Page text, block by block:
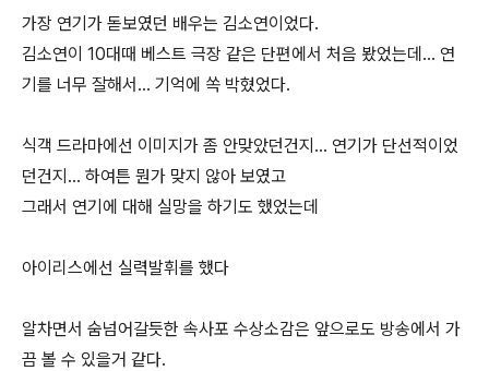
가장 연기가 돋보였던 배우는 김소연이었다.
김소연이 10대때 베스트 극장 같은 단편에서 처음 봤었는데... 연
기를 너무 잘해서... 기억에 쏙 박혔었다.
식객 드라마에선 이미지가 좀 안맞았던건지... 연기가 단선적이었
던건지... 하여튼 뭔가 맞지 않아 보였고
그래서 연기에 대해 실망을 하기도 했었는데
아이리스에선 실력발휘를 했다
알차면서 숨넘어갈듯한 속사포 수상소감은 앞으로도 방송에서 가
끔 볼 수 있을거 같다.